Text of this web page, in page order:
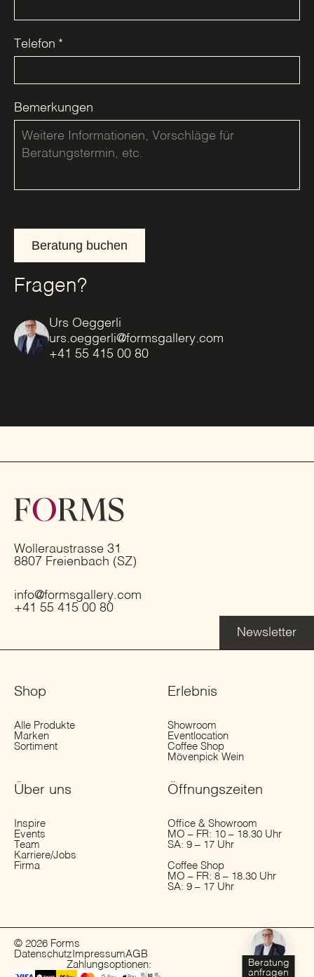
Telefon *
Bemerkungen
Beratung buchen
Fragen?
Urs Oeggerli
urs.oeggerli@formsgallery.com
+41 55 415 00 80
Wolleraustrasse 31
8807 Freienbach (SZ)
info@formsgallery.com
+41 55 415 00 80
Newsletter
Shop
Alle Produkte
Marken
Sortiment
Erlebnis
Showroom
Eventlocation
Coffee Shop
Mövenpick Wein
Über uns
Inspire
Events
Team
Karriere/Jobs
Firma
Öffnungs­zeiten
Office & Showroom
MO – FR: 10 – 18.30 Uhr
SA: 9 – 17 Uhr
Coffee Shop
MO – FR: 8 – 18.30 Uhr
SA: 9 – 17 Uhr
© 2026 Forms
Datenschutz ImpressumAGB
Zahlungsoptionen:
Beratung
anfragen